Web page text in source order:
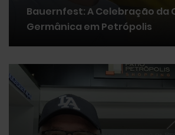
Bauernfest: A Celebração da
Germânica em Petrópolis